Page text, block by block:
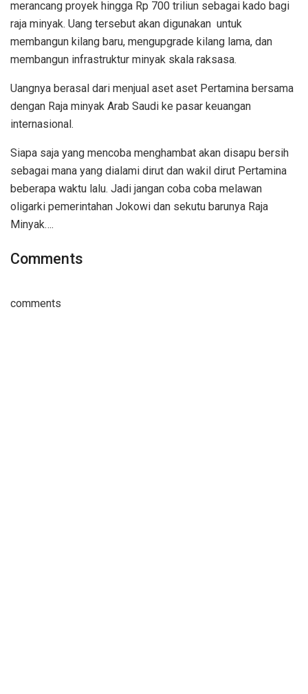
merancang proyek hingga Rp 700 triliun sebagai kado bagi
raja minyak. Uang tersebut akan digunakan untuk
membangun kilang baru, mengupgrade kilang lama, dan
membangun infrastruktur minyak skala raksasa.
Uangnya berasal dari menjual aset aset Pertamina bersama
dengan Raja minyak Arab Saudi ke pasar keuangan
internasional.
Siapa saja yang mencoba menghambat akan disapu bersih
sebagai mana yang dialami dirut dan wakil dirut Pertamina
beberapa waktu lalu. Jadi jangan coba coba melawan
oligarki pemerintahan Jokowi dan sekutu barunya Raja
Minyak….
Comments
comments